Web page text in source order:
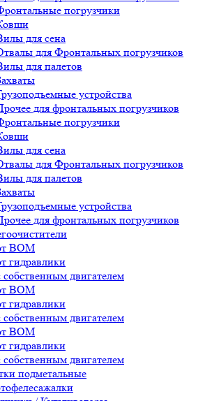
погрузчики
для сена
для Фронтальных погрузчиков
для палетов
устройства
для фронтальных погрузчиков
погрузчики
для сена
для Фронтальных погрузчиков
для палетов
устройства
для фронтальных погрузчиков
ВОМ
гидравлики
собственным двигателем
ВОМ
гидравлики
собственным двигателем
ВОМ
гидравлики
собственным двигателем
подметальные